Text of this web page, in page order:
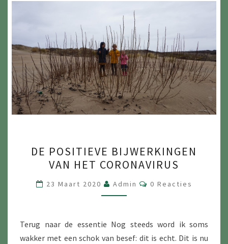
POSITIEVE
BIJWERKINGEN
VAN
HET
DE POSITIEVE BIJWERKINGEN
VAN HET CORONAVIRUS
23 Maart 2020 Admin Reacties
0 Reacties
Terug naar de essentie Nog steeds word ik soms
wakker met een schok van besef: dit is echt. Dit is nu